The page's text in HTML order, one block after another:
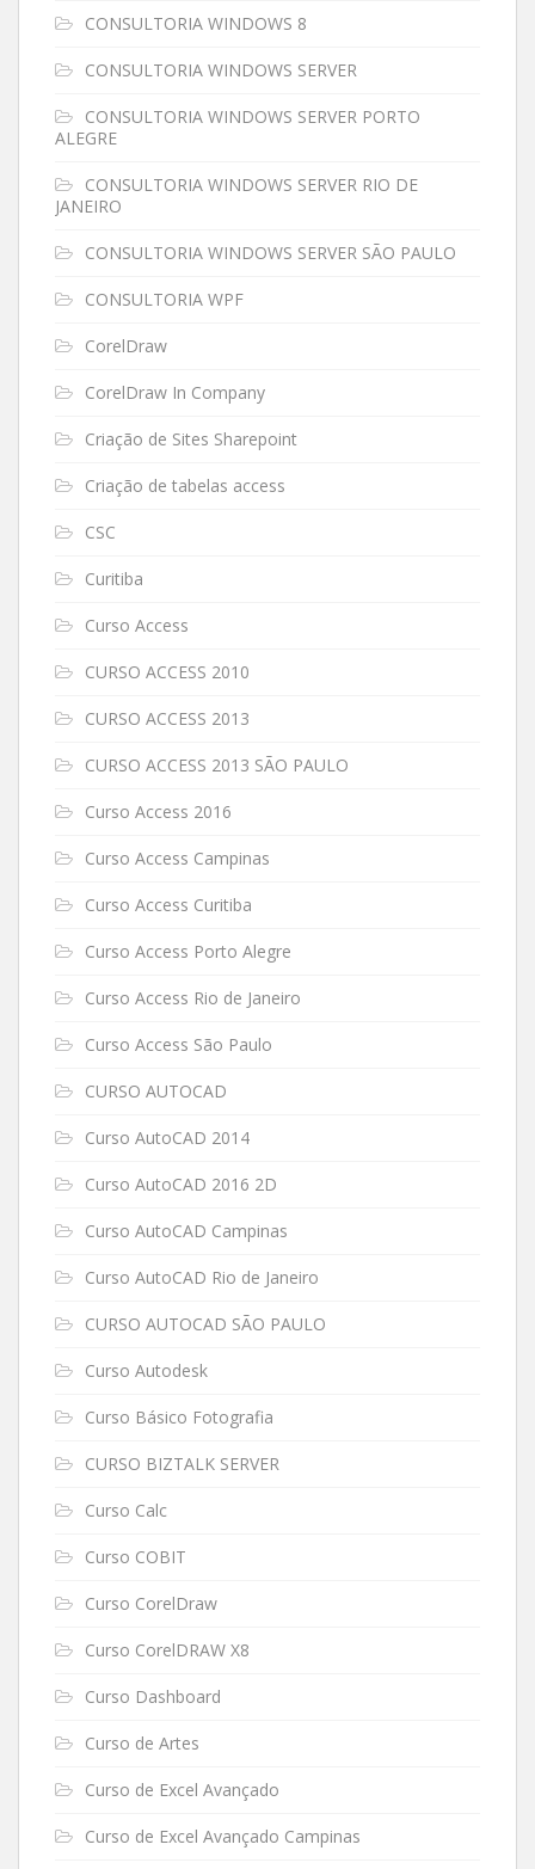
CONSULTORIA WINDOWS 8
CONSULTORIA WINDOWS SERVER
CONSULTORIA WINDOWS SERVER PORTO
ALEGRE
CONSULTORIA WINDOWS SERVER RIO DE
JANEIRO
CONSULTORIA WINDOWS SERVER SÃO PAULO
CONSULTORIA WPF
CorelDraw
CorelDraw In Company
Criação de Sites Sharepoint
Criação de tabelas access
CSC
Curitiba
Curso Access
CURSO ACCESS 2010
CURSO ACCESS 2013
CURSO ACCESS 2013 SÃO PAULO
Curso Access 2016
Curso Access Campinas
Curso Access Curitiba
Curso Access Porto Alegre
Curso Access Rio de Janeiro
Curso Access São Paulo
CURSO AUTOCAD
Curso AutoCAD 2014
Curso AutoCAD 2016 2D
Curso AutoCAD Campinas
Curso AutoCAD Rio de Janeiro
CURSO AUTOCAD SÃO PAULO
Curso Autodesk
Curso Básico Fotografia
CURSO BIZTALK SERVER
Curso Calc
Curso COBIT
Curso CorelDraw
Curso CorelDRAW X8
Curso Dashboard
Curso de Artes
Curso de Excel Avançado
Curso de Excel Avançado Campinas